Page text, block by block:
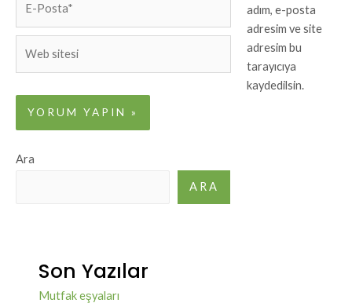
Posta*
sitesi
adım, e-posta
adresim ve site
adresim bu
tarayıcıya
kaydedilsin.
Ara
ARA
Son Yazılar
Mutfak eşyaları